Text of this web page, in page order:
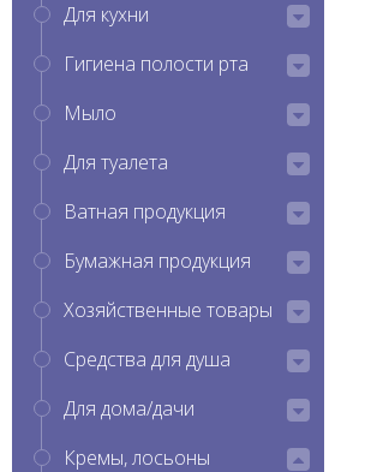
Для кухни
Гигиена полости рта
Мыло
Для туалета
Ватная продукция
Бумажная продукция
Хозяйственные товары
Средства для душа
Для дома/дачи
Кремы, лосьоны